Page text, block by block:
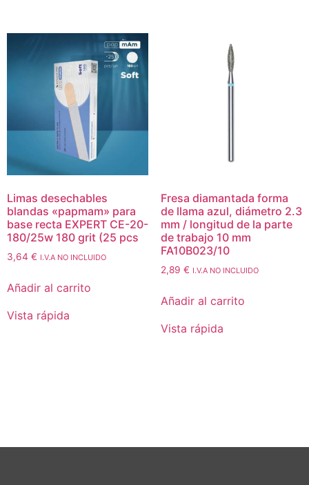
Limas desechables
blandas «papmam» para
base recta EXPERT CE-20-
180/25w 180 grit (25 pcs
3,64 € I.V.A NO INCLUIDO
Añadir al carrito
Vista rápida
Fresa diamantada forma
de llama azul, diámetro 2.3
mm / longitud de la parte
de trabajo 10 mm
FA10B023/10
2,89 € I.V.A NO INCLUIDO
Añadir al carrito
Vista rápida